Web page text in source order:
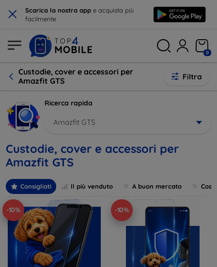
× Scarica la nostra app e acquista più
facilmente
0
Custodie, cover e accessori per
Amazfit GTS
Filtra
Ricerca rapida
Amazfit GTS
Custodie, cover e accessori per
Amazfit GTS
Consigliati Il più venduto A buon mercato
-10% -10%